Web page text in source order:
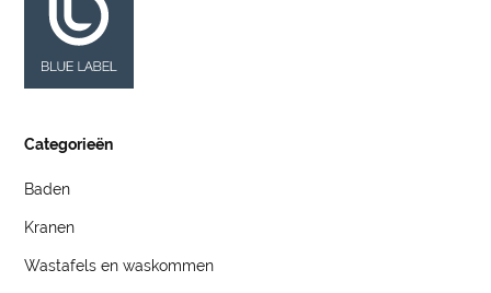
Categorieën
Baden
Kranen
Wastafels en waskommen